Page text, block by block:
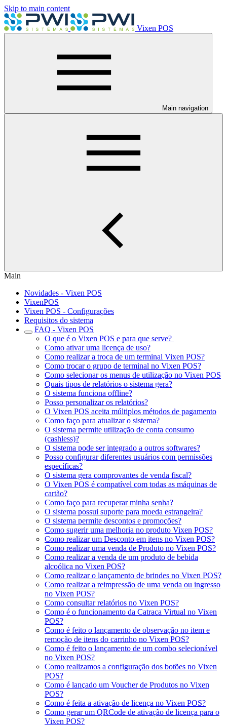
Skip to main content
Vixen POS
Main navigation
Main
Novidades - Vixen POS
VixenPOS
Vixen POS - Configurações
Requisitos do sistema
FAQ - Vixen POS
O que é o Vixen POS e para que serve?
Como ativar uma licença de uso?
Como realizar a troca de um terminal Vixen POS?
Como trocar o grupo de terminal no Vixen POS?
Como selecionar os menus de utilização no Vixen POS
Quais tipos de relatórios o sistema gera?
O sistema funciona offline?
Posso personalizar os relatórios?
O Vixen POS aceita múltiplos métodos de pagamento
Como faço para atualizar o sistema?
O sistema permite utilização de conta consumo
(cashless)?
O sistema pode ser integrado a outros softwares?
Posso configurar diferentes usuários com permissões
específicas?
O sistema gera comprovantes de venda fiscal?
O Vixen POS é compatível com todas as máquinas de
cartão?
Como faço para recuperar minha senha?
O sistema possui suporte para moeda estrangeira?
O sistema permite descontos e promoções?
Como sugerir uma melhoria no produto Vixen POS?
Como realizar um Desconto em itens no Vixen POS?
Como realizar uma venda de Produto no Vixen POS?
Como realizar a venda de um produto de bebida
alcoólica no Vixen POS?
Como realizar o lançamento de brindes no Vixen POS?
Como realizar a reimpressão de uma venda ou ingresso
no Vixen POS?
Como consultar relatórios no Vixen POS?
Como é o funcionamento da Catraca Virtual no Vixen
POS?
Como é feito o lançamento de observação no item e
remoção de itens do carrinho no Vixen POS?
Como é feito o lançamento de um combo selecionável
no Vixen POS?
Como realizamos a configuração dos botões no Vixen
POS?
Como é lançado um Voucher de Produtos no Vixen
POS?
Como é feita a ativação de licença no Vixen POS?
Como gerar um QRCode de ativação de licença para o
Vixen POS?